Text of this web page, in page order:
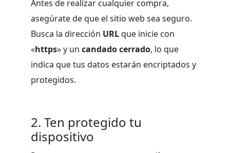
Antes de realizar cualquier compra,
asegúrate de que el sitio web sea seguro.
Busca la dirección URLque inicie con
«https» y un candado cerrado, lo que
indica que tus datos estarán encriptados y
protegidos.
2. Ten protegido tu
dispositivo